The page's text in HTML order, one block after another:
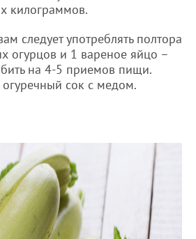
килограммов.
следует употреблять полтора
огурцов и 1 вареное яйцо –
на 4-5 приемов пищи.
сок с медом.